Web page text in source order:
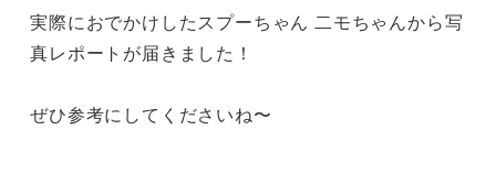
実際におでかけしたスプーちゃん 二モちゃんから写
真レポートが届きました！
ぜひ参考にしてくださいね〜